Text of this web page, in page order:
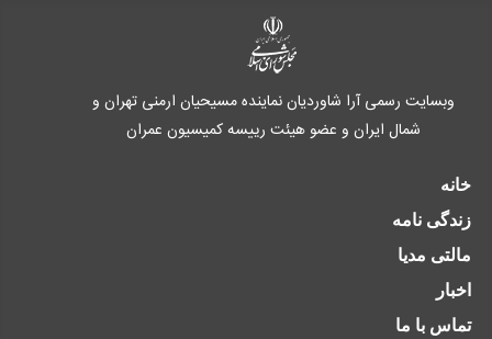
وبسایت رسمی آرا شاوردیان نماینده مسیحیان ارمنی تهران و
شمال ایران و عضو هیئت رییسه کمیسیون عمران
خانه
زندگی نامه
مالتی مدیا
اخبار
تماس با ما